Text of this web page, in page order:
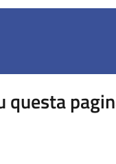
questa